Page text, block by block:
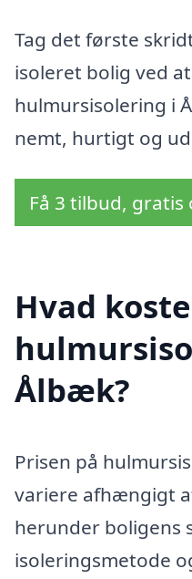
Tag det første
isoleret bolig ved
hulmursisolering i
nemt, hurtigt og
Få 3 tilbud,
Hvad
Ålbæk?
Prisen på
variere afhængigt
herunder boligens
isoleringsmetode